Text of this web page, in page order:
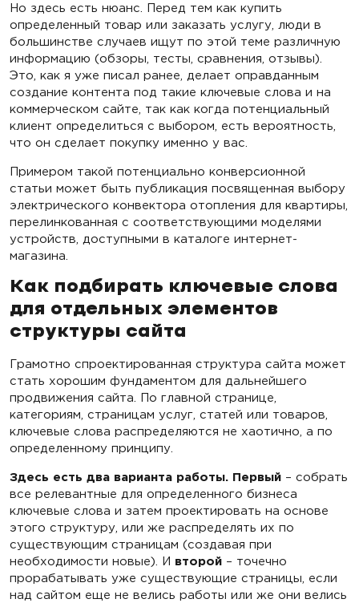
Но здесь есть нюанс. Перед тем как купить
определенный товар или заказать услугу, люди в
большинстве случаев ищут по этой теме различную
информацию (обзоры, тесты, сравнения, отзывы).
Это, как я уже писал ранее, делает оправданным
создание контента под такие ключевые слова и на
коммерческом сайте, так как когда потенциальный
клиент определиться с выбором, есть вероятность,
что он сделает покупку именно у вас.
Примером такой потенциально конверсионной
статьи может быть публикация посвященная выбору
электрического конвектора отопления для квартиры,
перелинкованная с соответствующими моделями
устройств, доступными в каталоге интернет-
магазина.
Как подбирать ключевые слова
для отдельных элементов
структуры сайта
Грамотно спроектированная структура сайта может
стать хорошим фундаментом для дальнейшего
продвижения сайта. По главной странице,
категориям, страницам услуг, статей или товаров,
ключевые слова распределяются не хаотично, а по
определенному принципу.
Здесь есть два варианта работы. Первый – собрать
все релевантные для определенного бизнеса
ключевые слова и затем проектировать на основе
этого структуру, или же распределять их по
существующим страницам (создавая при
необходимости новые). И второй – точечно
прорабатывать уже существующие страницы, если
над сайтом еще не велись работы или же они велись